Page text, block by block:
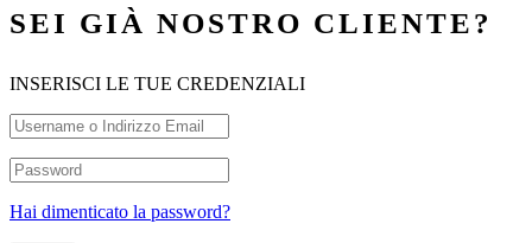
SEI GIÀ NOSTRO CLIENTE?
INSERISCI LE TUE CREDENZIALI
Hai dimenticato la password?